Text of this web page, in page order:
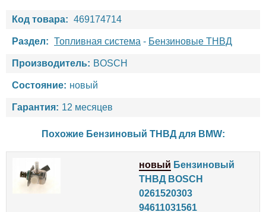
Код товара: 469174714
Раздел: Топливная система - Бензиновые ТНВД
Производитель: BOSCH
Состояние: новый
Гарантия: 12 месяцев
Похожие Бензиновый ТНВД для BMW:
новый Бензиновый
ТНВД BOSCH
0261520303
94611031561